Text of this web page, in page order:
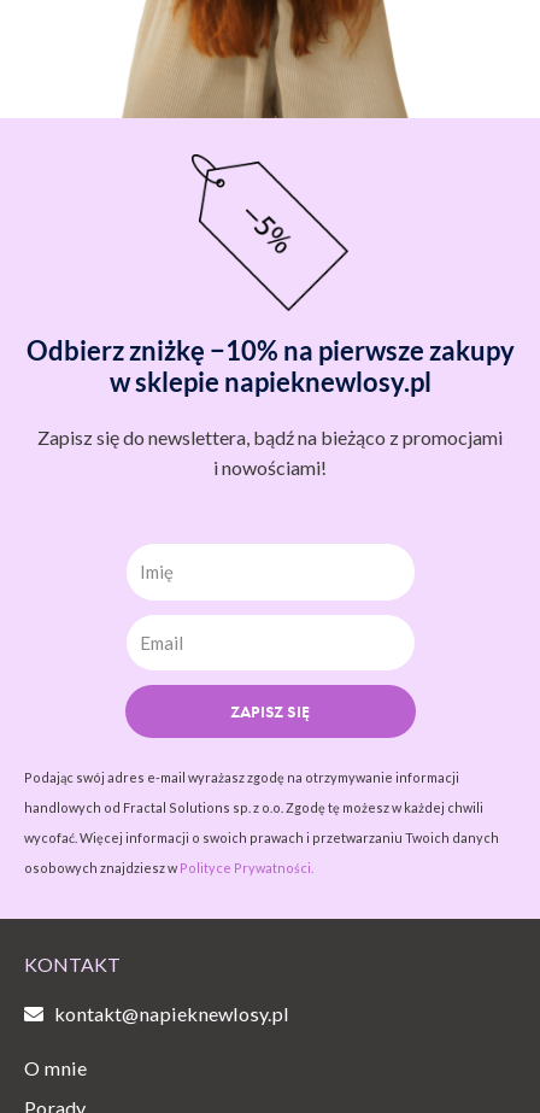
Odbierz zniżkę −10% na pierwsze zakupy
w sklepie napieknewlosy.pl
Zapisz się do newslettera, bądź na bieżąco z promocjami
i nowościami!
Imię
ZAPISZ SIĘ
Podając swój adres e-mail wyrażasz zgodę na otrzymywanie informacji
handlowych od Fractal Solutions sp. z o.o. Zgodę tę możesz w każdej chwili
wycofać. Więcej informacji o swoich prawach i przetwarzaniu Twoich danych
osobowych znajdziesz w Polityce Prywatności.
KONTAKT
kontakt@napieknewlosy.pl
O mnie
Porady